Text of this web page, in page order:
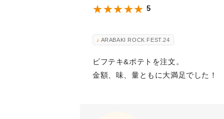
5
ARABAKI ROCK FEST.24
ビフテキ&ポテトを注文。
金額、味、量ともに大満足でした！